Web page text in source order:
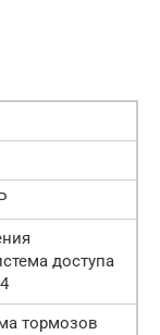
доступа
тормозов